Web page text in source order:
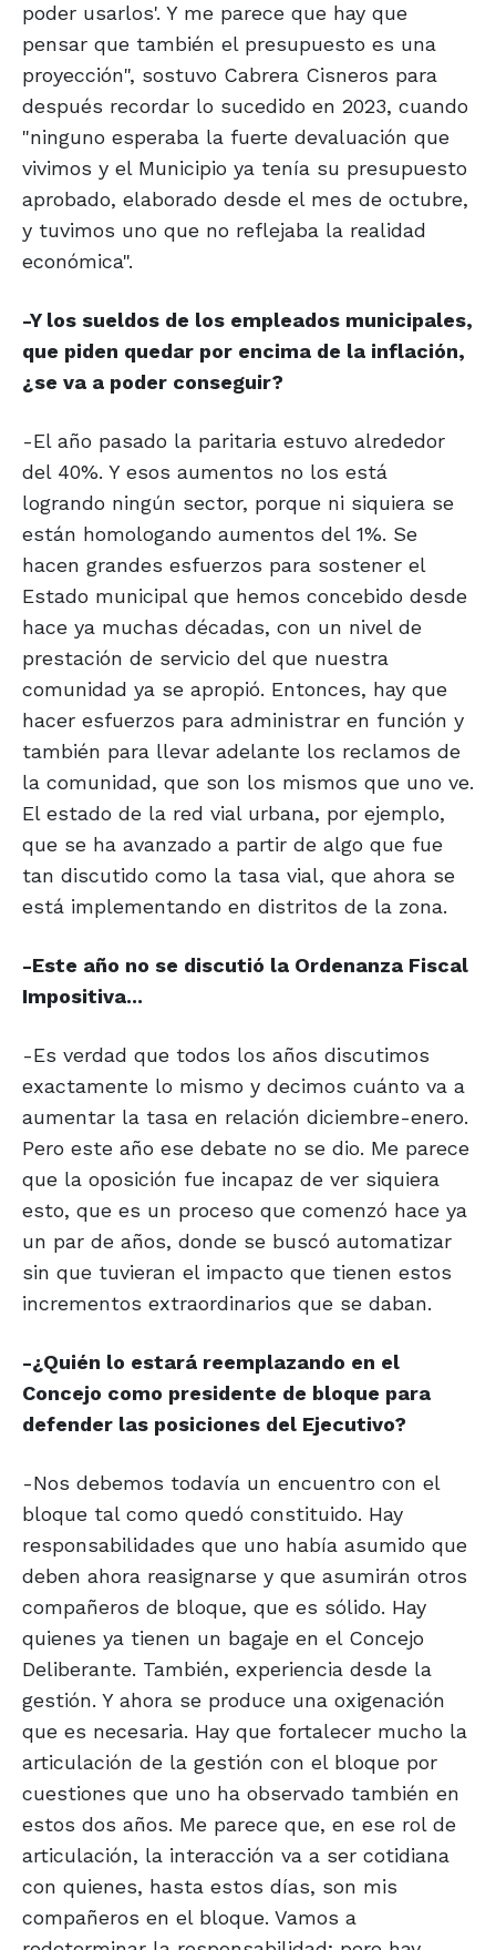
poder usarlos'. Y me parece que hay que
pensar que también el presupuesto es una
proyección", sostuvo Cabrera Cisneros para
después recordar lo sucedido en 2023, cuando
"ninguno esperaba la fuerte devaluación que
vivimos y el Municipio ya tenía su presupuesto
aprobado, elaborado desde el mes de octubre,
y tuvimos uno que no reflejaba la realidad
económica".
-Y los sueldos de los empleados municipales,
que piden quedar por encima de la inflación,
¿se va a poder conseguir?
-El año pasado la paritaria estuvo alrededor
del 40%. Y esos aumentos no los está
logrando ningún sector, porque ni siquiera se
están homologando aumentos del 1%. Se
hacen grandes esfuerzos para sostener el
Estado municipal que hemos concebido desde
hace ya muchas décadas, con un nivel de
prestación de servicio del que nuestra
comunidad ya se apropió. Entonces, hay que
hacer esfuerzos para administrar en función y
también para llevar adelante los reclamos de
la comunidad, que son los mismos que uno ve.
El estado de la red vial urbana, por ejemplo,
que se ha avanzado a partir de algo que fue
tan discutido como la tasa vial, que ahora se
está implementando en distritos de la zona.
-Este año no se discutió la Ordenanza Fiscal
Impositiva...
-Es verdad que todos los años discutimos
exactamente lo mismo y decimos cuánto va a
aumentar la tasa en relación diciembre-enero.
Pero este año ese debate no se dio. Me parece
que la oposición fue incapaz de ver siquiera
esto, que es un proceso que comenzó hace ya
un par de años, donde se buscó automatizar
sin que tuvieran el impacto que tienen estos
incrementos extraordinarios que se daban.
-¿Quién lo estará reemplazando en el
Concejo como presidente de bloque para
defender las posiciones del Ejecutivo?
-Nos debemos todavía un encuentro con el
bloque tal como quedó constituido. Hay
responsabilidades que uno había asumido que
deben ahora reasignarse y que asumirán otros
compañeros de bloque, que es sólido. Hay
quienes ya tienen un bagaje en el Concejo
Deliberante. También, experiencia desde la
gestión. Y ahora se produce una oxigenación
que es necesaria. Hay que fortalecer mucho la
articulación de la gestión con el bloque por
cuestiones que uno ha observado también en
estos dos años. Me parece que, en ese rol de
articulación, la interacción va a ser cotidiana
con quienes, hasta estos días, son mis
compañeros en el bloque. Vamos a